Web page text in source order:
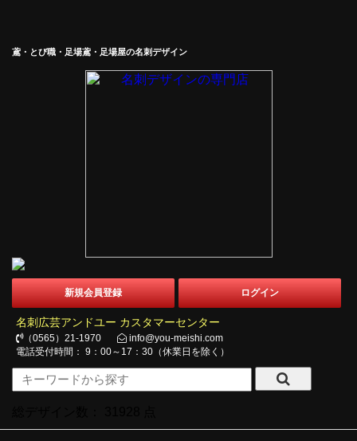
鳶・とび職・足場鳶・足場屋の名刺デザイン
新規会員登録 ログイン
名刺広芸アンドユー カスタマーセンター
（0565）21-1970
info@you-meishi.com
電話受付時間： 9：00～17：30（休業日を除く）